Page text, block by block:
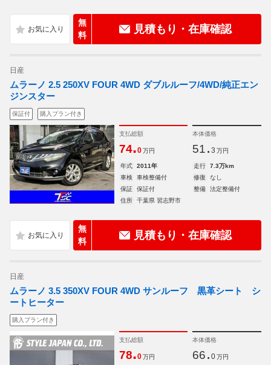
無
料
見積もり・在庫確認
日産
ムラーノ 2.5 250XV FOUR 4WD ダブルルーフ/4WD/純正エン
ジンスター
保証付 購入プラン付き
支払総額
74.0 万円
本体価格
51. 3 万円
年式 2011年 走行
7.3万km
車検
車検整備付 修復
なし
保証
保証付 整備
法定整備付
住所
千葉県 習志野市
無
料
見積もり・在庫確認
日産
ムラーノ 3.5 350XV FOUR 4WD サンルーフ 黒革シート シ
ートヒーター
購入プラン付き
支払総額
78.0 万円
本体価格
66. 0 万円